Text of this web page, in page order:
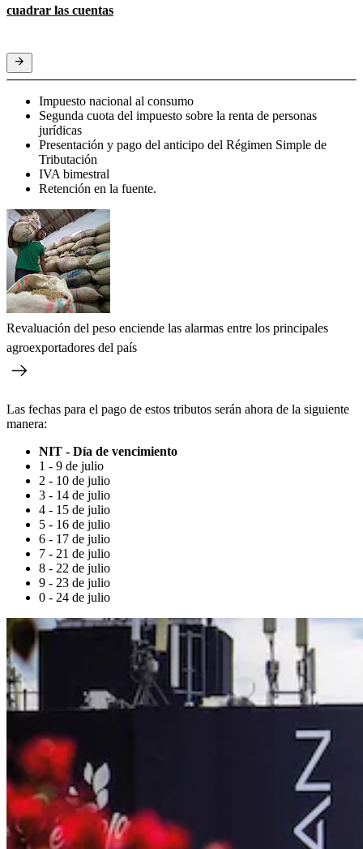
cuadrar las cuentas
Impuesto nacional al consumo
Segunda cuota del impuesto sobre la renta de personas
jurídicas
Presentación y pago del anticipo del Régimen Simple de
Tributación
IVA bimestral
Retención en la fuente.
Revaluación del peso enciende las alarmas entre los principales
agroexportadores del país
Las fechas para el pago de estos tributos serán ahora de la siguiente
manera:
NIT - Día de vencimiento
1 - 9 de julio
2 - 10 de julio
3 - 14 de julio
4 - 15 de julio
5 - 16 de julio
6 - 17 de julio
7 - 21 de julio
8 - 22 de julio
9 - 23 de julio
0 - 24 de julio